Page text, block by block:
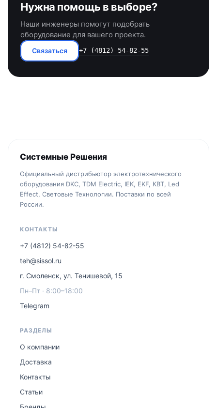
Нужна помощь в выборе?
Наши инженеры помогут подобрать
оборудование для вашего проекта.
Связаться +7 (4812) 54-82-55
Системные Решения
Официальный дистрибьютор электротехнического
оборудования DKC, TDM Electric, IEK, EKF, КВТ, Led
Effect, Световые Технологии. Поставки по всей
России.
КОНТАКТЫ
+7 (4812) 54-82-55
teh@sissol.ru
г. Смоленск, ул. Тенишевой, 15
Пн–Пт · 8:00–18:00
Telegram
РАЗДЕЛЫ
О компании
Доставка
Контакты
Статьи